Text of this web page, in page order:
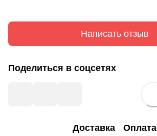
Написать отзыв
Поделиться в соцсетях
Доставка Оплата